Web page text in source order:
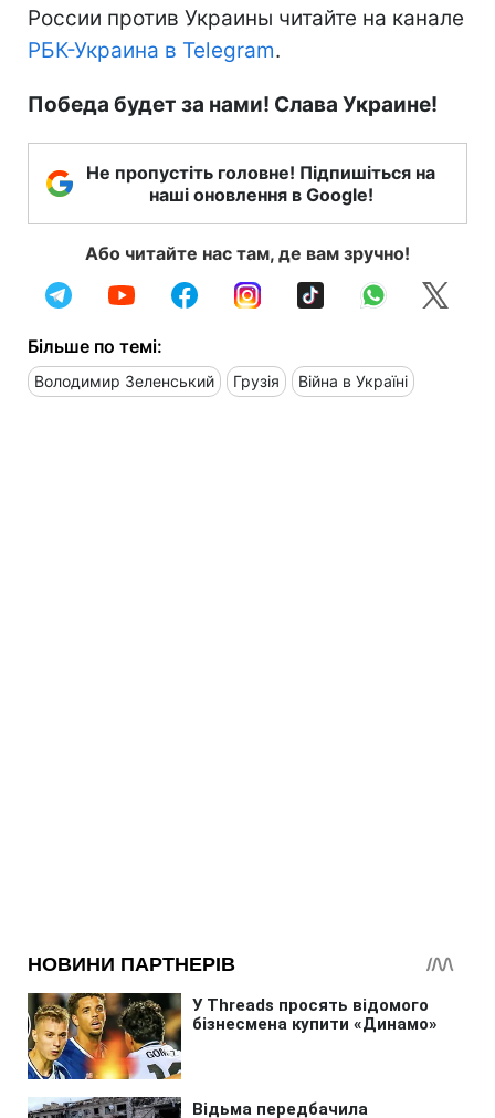
России против Украины читайте на канале
РБК-Украина в Telegram.
Победа будет за нами! Слава Украине!
Не пропустіть головне! Підпишіться на
наші оновлення в Google!
Або читайте нас там, де вам зручно!
Більше по темі:
Володимир Зеленський Грузія Війна в Україні